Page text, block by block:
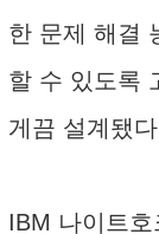
한 문제 해결
할 수 있도록
게끔 설계됐
IBM 나이트